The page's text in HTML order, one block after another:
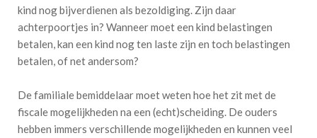
kind nog bijverdienen als bezoldiging. Zijn daar
achterpoortjes in? Wanneer moet een kind belastingen
betalen, kan een kind nog ten laste zijn en toch belastingen
betalen, of net andersom?
De familiale bemiddelaar moet weten hoe het zit met de
fiscale mogelijkheden na een (echt)scheiding. De ouders
hebben immers verschillende mogelijkheden en kunnen veel